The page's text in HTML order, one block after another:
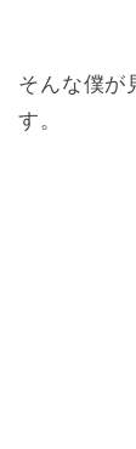
そんな僕が
す。